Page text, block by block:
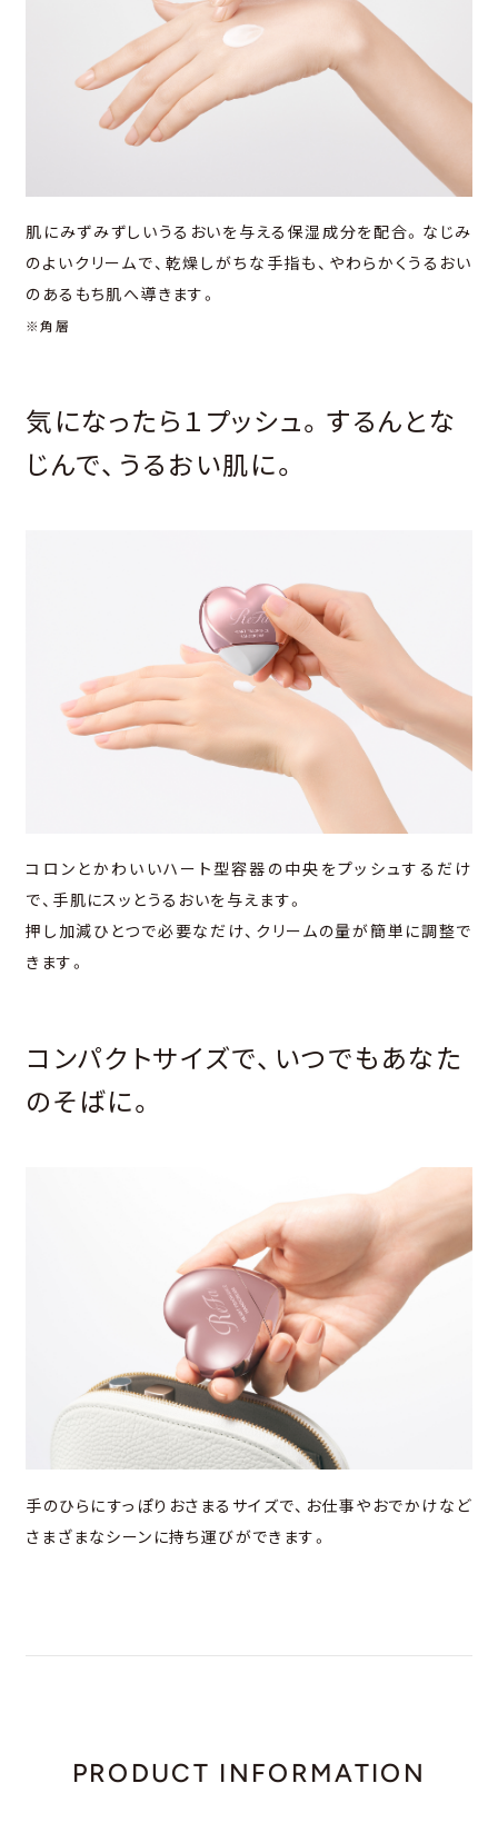
肌にみずみずしいうるおいを与える保湿成分を配合。なじみ
のよいクリームで、乾燥しがちな手指も、やわらかくうるおい
のあるもち肌へ導きます。
※角層
気になったら１プッシュ。するんとな
じんで、うるおい肌に。
コロンとかわいいハート型容器の中央をプッシュするだけ
で、 手肌にスッとうるおいを与えます。
押し加減ひとつで必要なだけ、クリームの量が簡単に調整で
きます。
コンパクトサイズで、いつでもあなた
のそばに。
手のひらにすっぽりおさまるサイズで、お仕事やおでかけなど
さまざまなシーンに持ち運びができます。
PRODUCT INFORMATION